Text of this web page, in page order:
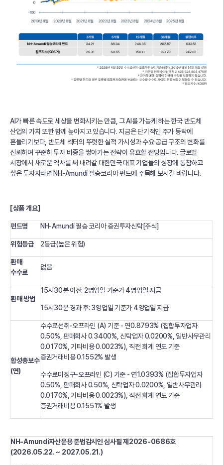
AI가 빠른 속도로 세상을 변화시키는 만큼, 그 AI를 가능케 하는 한국 반도체
산업의 가치 또한 함께 높아지고 있습니다. 지금은 단기적인 주가 등락에
흔들리기보다, 반도체 섹터의 뚜렷한 실적 가시성과 수요·공급 구조의 변화를
신뢰하며 꾸준히 투자 비중을 쌓아가는 전략이 유효할 전망입니다. 글로벌
시장에서 새로운 역사를 써 내려갈 대한민국 대표 기업들의 성장에 동참하고
싶은 투자자라면 NH-Amundi 필승코리아 펀드에 주목해 보시길 바랍니다.
[상품 개요]
펀드명 NH-Amundi 필승 코리아 증권투자신탁[주식]
위험등급 2등급(높은 위험)
환매
수수료
없음
환매 방법
15시30분 이전: 2영업일 기준가 4영업일 지급
15시30분 경과 후: 3영업일 기준가 4영업일 지급
합성총보수
(연)
수수료선취-오프라인 (A) 기준 - 연0.8793% (집합투자업자
0.50%, 판매회사 0.3400%, 신탁업자 0.0200%, 일반사무관리
0.0170%, 기타비용 0.0023%), 직전 회계 연도 기준
증권거래비용 0.1552% 발생
수수료미징구-오프라인 (C) 기준 - 연1.0393% (집합투자업자
0.50%, 판매회사 0.50%, 신탁업자 0.0200%, 일반사무관리
0.0170%, 기타비용 0.0023%), 직전 회계 연도 기준
증권거래비용 0.1551% 발생
NH-Amundi자산운용 준법감시인 심사필 제2026-0686호
(2026.05.22. ~ 2027.05.21.)